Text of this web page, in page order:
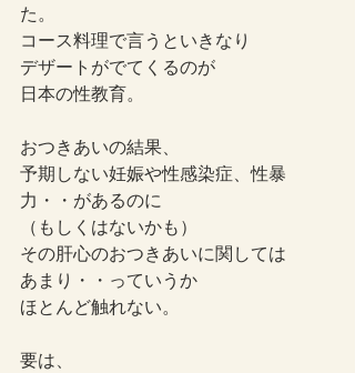
た。
コース料理で言うといきなり
デザートがでてくるのが
日本の性教育。
おつきあいの結果、
予期しない妊娠や性感染症、性暴
力・・があるのに
（もしくはないかも）
その肝心のおつきあいに関しては
あまり・・っていうか
ほとんど触れない。
要は、